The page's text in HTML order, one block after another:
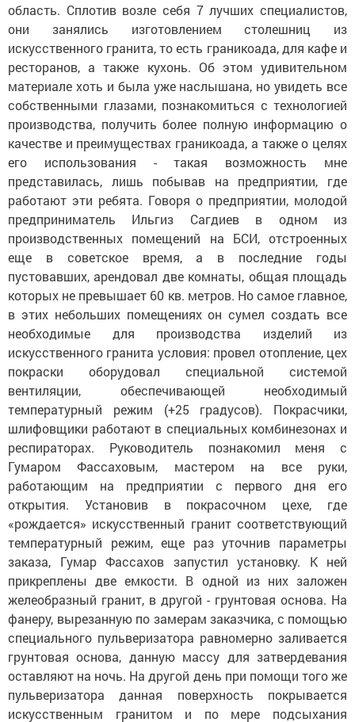
область. Сплотив возле себя 7 лучших специалистов,
они занялись изготовлением столешниц из
искусственного гранита, то есть граникоада, для кафе и
ресторанов, а также кухонь. Об этом удивительном
материале хоть и была уже наслышана, но увидеть все
собственными глазами, познакомиться с технологией
производства, получить более полную информацию о
качестве и преимуществах граникоада, а также о целях
его использования - такая возможность мне
представилась, лишь побывав на предприятии, где
работают эти ребята. Говоря о предприятии, молодой
предприниматель Ильгиз Сагдиев в одном из
производственных помещений на БСИ, отстроенных
еще в советское время, а в последние годы
пустовавших, арендовал две комнаты, общая площадь
которых не превышает 60 кв. метров. Но самое главное,
в этих небольших помещениях он сумел создать все
необходимые для производства изделий из
искусственного гранита условия: провел отопление, цех
покраски оборудовал специальной системой
вентиляции, обеспечивающей необходимый
температурный режим (+25 градусов). Покрасчики,
шлифовщики работают в специальных комбинезонах и
респираторах. Руководитель познакомил меня с
Гумаром Фассаховым, мастером на все руки,
работающим на предприятии с первого дня его
открытия. Установив в покрасочном цехе, где
«рождается» искусственный гранит соответствующий
температурный режим, еще раз уточнив параметры
заказа, Гумар Фассахов запустил установку. К ней
прикреплены две емкости. В одной из них заложен
желеобразный гранит, в другой - грунтовая основа. На
фанеру, вырезанную по замерам заказчика, с помощью
специального пульверизатора равномерно заливается
грунтовая основа, данную массу для затвердевания
оставляют на ночь. На другой день при помощи того же
пульверизатора данная поверхность покрывается
искусственным гранитом и по мере подсыхания